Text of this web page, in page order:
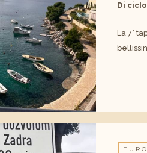
Di
La 7°